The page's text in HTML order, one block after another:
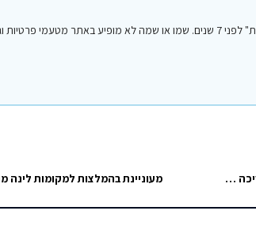
הפוסט הנ"ל נכתב על ידי אחד מחברי או חברות קבוצת הפייסבוק "סיני טיפים והמלצות" לפני 7 שנים.
שלום לכולם, ביום חמישי 23.5 יורדת עם חברה לסיני למלון לאפלאיה, כמה צריכה לעלות מונית לשם? אם יש משהו שיורד באותו… מעוניינת בהמלצות למקומות לינה